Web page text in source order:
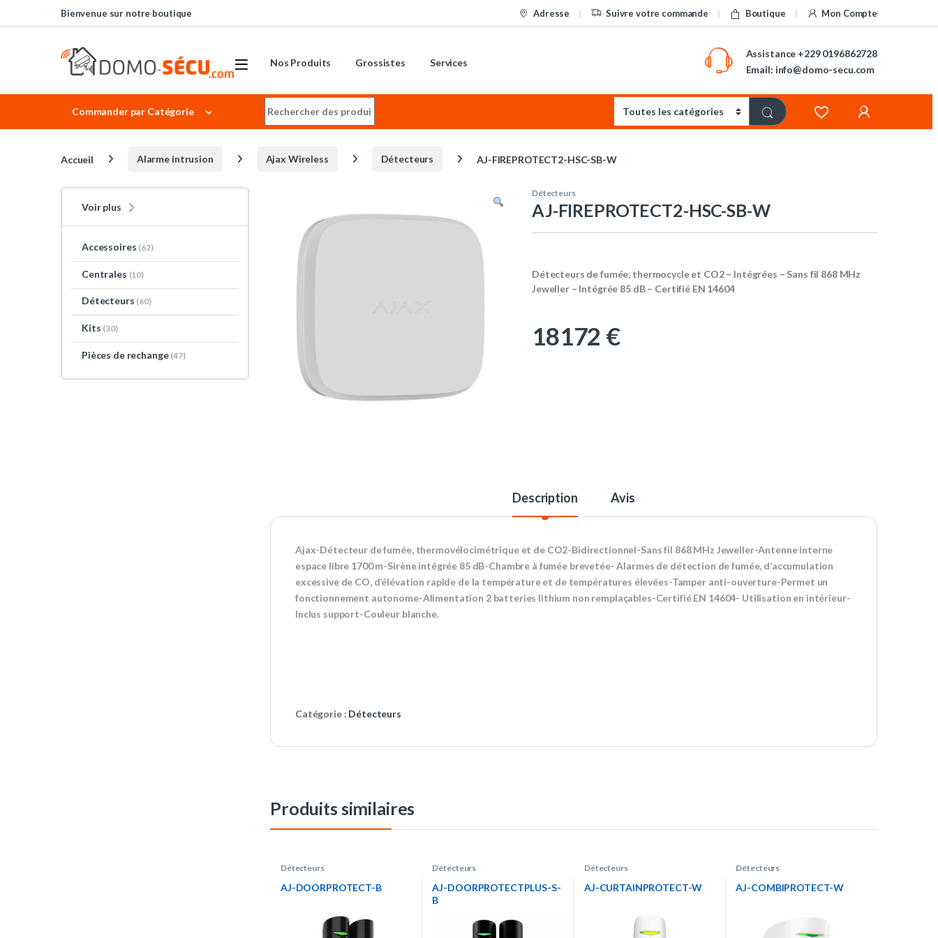
Skip to navigation
Skip to contentBienvenue sur notre boutique Adresse Suivre votre commande Boutique Mon Compte
Nos Produits Grossistes Services
Assistance +229 0196862728
Email: info@domo-secu.com
Commander par Catégorie
Accueil Alarme intrusion Ajax Wireless Détecteurs AJ-FIREPROTECT2-HSC-SB-W
Détecteurs
AJ-FIREPROTECT2-HSC-SB-W
Détecteurs de fumée, thermocycle et CO2 – Intégrées – Sans fil 868 MHz
Jeweller – Intégrée 85 dB – Certifié EN 14604
18172 €
Description Avis
Ajax-Détecteur de fumée, thermovélocimétrique et de CO2-Bidirectionnel-Sans fil 868 MHz Jeweller-Antenne interne
espace libre 1700 m-Sirène intégrée 85 dB-Chambre à fumée brevetée- Alarmes de détection de fumée, d’accumulation
excessive de CO, d’élévation rapide de la température et de températures élevées-Tamper anti-ouverture-Permet un
fonctionnement autonome-Alimentation 2 batteries lithium non remplaçables-Certifié EN 14604- Utilisation en intérieur-
Inclus support-Couleur blanche.
Catégorie : Détecteurs
Produits similaires
Détecteurs
AJ-DOORPROTECT-B
Détecteurs
AJ-DOORPROTECTPLUS-S-
B
Détecteurs
AJ-CURTAINPROTECT-W
Détecteurs
AJ-COMBIPROTECT-W
Voir plus
Accessoires (62)
Centrales (10)
Détecteurs (60)
Kits (30)
Pièces de rechange (47)